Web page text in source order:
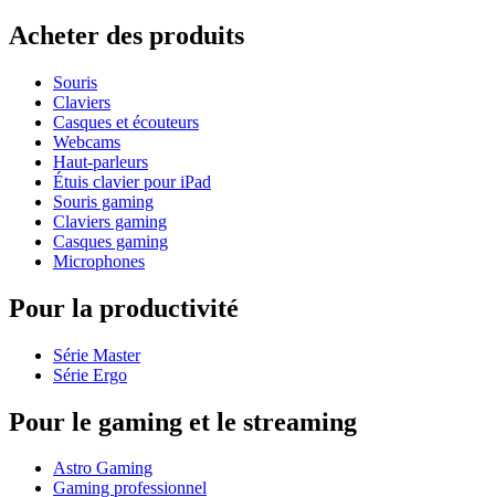
Acheter des produits
Souris
Claviers
Casques et écouteurs
Webcams
Haut-parleurs
Étuis clavier pour iPad
Souris gaming
Claviers gaming
Casques gaming
Microphones
Pour la productivité
Série Master
Série Ergo
Pour le gaming et le streaming
Astro Gaming
Gaming professionnel